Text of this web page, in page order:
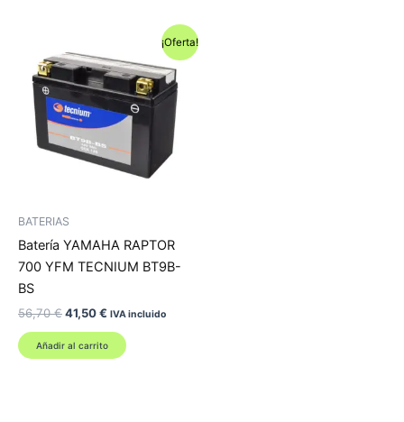
¡Oferta!
BATERIAS
Batería YAMAHA RAPTOR
700 YFM TECNIUM BT9B-
BS
56,70€El
original
era:
41,50€ El
actual
es:
IVA incluido
Añadir al carrito